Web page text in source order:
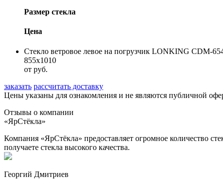
Размер стекла
Цена
Стекло ветровое левое на погрузчик LONKING CDM-
855х1010
от руб.
заказать рассчитать доставку
Цены указаны для ознакомления и не являются публичной
Отзывы о компании
«ЯрСтёкла»
Компания «ЯрСтёкла» предоставляет огромное количество
получаете стекла высокого качества.
Георгий Дмитриев